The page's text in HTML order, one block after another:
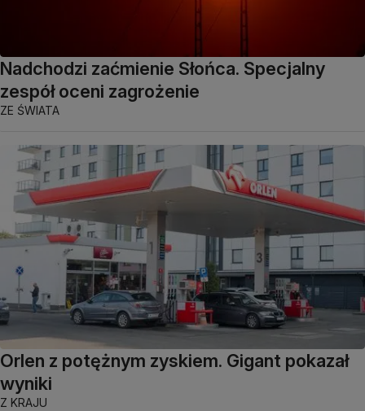
Nadchodzi zaćmienie Słońca. Specjalny
zespół oceni zagrożenie
ZE ŚWIATA
Orlen z potężnym zyskiem. Gigant pokazał
wyniki
Z KRAJU